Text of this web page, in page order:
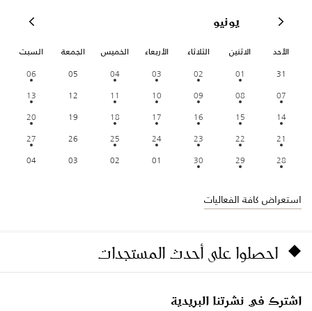
يونيو
الأحد الاثنين الثلاثاء الأربعاء الخميس الجمعة السبت
31
01
02
03
04
05
06
07
08
09
10
11
12
13
14
15
16
17
18
19
20
21
22
23
24
25
26
27
28
29
30
01
02
03
04
استعراض كافة الفعاليات
احصلوا على أحدث المستجدات
اشترك في نشرتنا البريدية